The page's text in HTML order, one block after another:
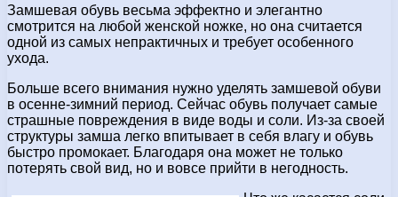
Замшевая обувь весьма эффектно и элегантно
смотрится на любой женской ножке, но она считается
одной из самых непрактичных и требует особенного
ухода.
Больше всего внимания нужно уделять замшевой обуви
в осенне-зимний период. Сейчас обувь получает самые
страшные повреждения в виде воды и соли. Из-за своей
структуры замша легко впитывает в себя влагу и обувь
быстро промокает. Благодаря она может не только
потерять свой вид, но и вовсе прийти в негодность.